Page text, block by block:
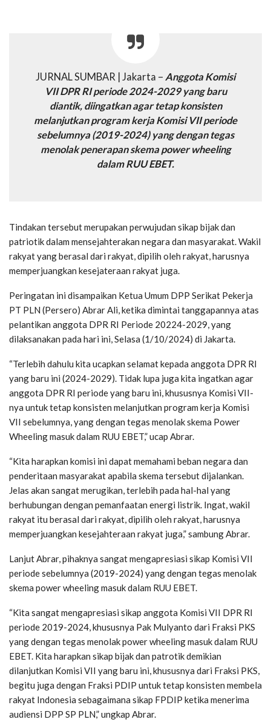
JURNAL SUMBAR | Jakarta – Anggota Komisi
VII DPR RI periode 2024-2029 yang baru
diantik, diingatkan agar tetap konsisten
melanjutkan program kerja Komisi VII periode
sebelumnya (2019-2024) yang dengan tegas
menolak penerapan skema power wheeling
dalam RUU EBET.
Tindakan tersebut merupakan perwujudan sikap bijak dan
patriotik dalam mensejahterakan negara dan masyarakat. Wakil
rakyat yang berasal dari rakyat, dipilih oleh rakyat, harusnya
memperjuangkan kesejateraan rakyat juga.
Peringatan ini disampaikan Ketua Umum DPP Serikat Pekerja
PT PLN (Persero) Abrar Ali, ketika dimintai tanggapannya atas
pelantikan anggota DPR RI Periode 20224-2029, yang
dilaksanakan pada hari ini, Selasa (1/10/2024) di Jakarta.
“Terlebih dahulu kita ucapkan selamat kepada anggota DPR RI
yang baru ini (2024-2029). Tidak lupa juga kita ingatkan agar
anggota DPR RI periode yang baru ini, khususnya Komisi VII-
nya untuk tetap konsisten melanjutkan program kerja Komisi
VII sebelumnya, yang dengan tegas menolak skema Power
Wheeling masuk dalam RUU EBET,” ucap Abrar.
“Kita harapkan komisi ini dapat memahami beban negara dan
penderitaan masyarakat apabila skema tersebut dijalankan.
Jelas akan sangat merugikan, terlebih pada hal-hal yang
berhubungan dengan pemanfaatan energi listrik. Ingat, wakil
rakyat itu berasal dari rakyat, dipilih oleh rakyat, harusnya
memperjuangkan kesejahteraan rakyat juga,” sambung Abrar.
Lanjut Abrar, pihaknya sangat mengapresiasi sikap Komisi VII
periode sebelumnya (2019-2024) yang dengan tegas menolak
skema power wheeling masuk dalam RUU EBET.
“Kita sangat mengapresiasi sikap anggota Komisi VII DPR RI
periode 2019-2024, khususnya Pak Mulyanto dari Fraksi PKS
yang dengan tegas menolak power wheeling masuk dalam RUU
EBET. Kita harapkan sikap bijak dan patrotik demikian
dilanjutkan Komisi VII yang baru ini, khususnya dari Fraksi PKS,
begitu juga dengan Fraksi PDIP untuk tetap konsisten membela
rakyat Indonesia sebagaimana sikap FPDIP ketika menerima
audiensi DPP SP PLN,” ungkap Abrar.